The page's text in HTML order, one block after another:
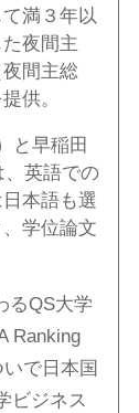
満３年以
夜間主
間主総
供。
と早稲田
英語での
本語も選
学位論文
るQS大学
Ranking
で日本国
ビジネス